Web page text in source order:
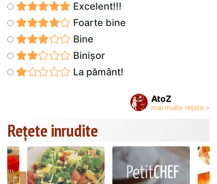
Excelent!!!
Foarte bine
Bine
Binișor
La pământ!
AtoZ
Rețete inrudite